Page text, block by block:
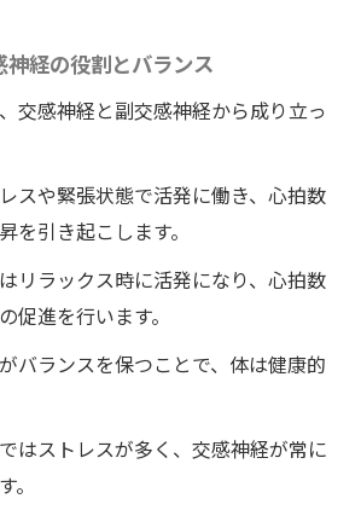
経の役割とバランス
交感神経と副交感神経から成り立っ
スや緊張状態で活発に働き、心拍数
を引き起こします。
リラックス時に活発になり、心拍数
促進を行います。
バランスを保つことで、体は健康的
はストレスが多く、交感神経が常に
。